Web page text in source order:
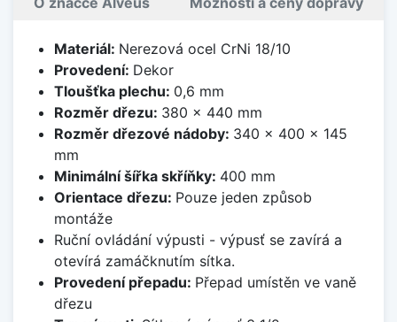
Materiál: Nerezová ocel CrNi 18/10
Provedení: Dekor
Tloušťka plechu: 0,6 mm
Rozměr dřezu: 380 x 440 mm
Rozměr dřezové nádoby: 340 x 400 x 145
mm
Minimální šířka skříňky: 400 mm
Orientace dřezu: Pouze jeden způsob
montáže
Ruční ovládání výpusti - výpusť se zavírá a
otevírá zamáčknutím sítka.
Provedení přepadu: Přepad umístěn ve vaně
dřezu